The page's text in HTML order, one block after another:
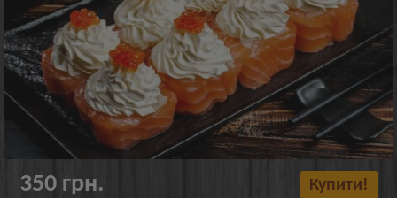
350 грн. Купити!